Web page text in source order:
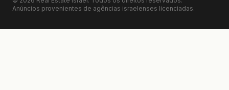
Anúncios provenientes de agências israelenses licenciadas.